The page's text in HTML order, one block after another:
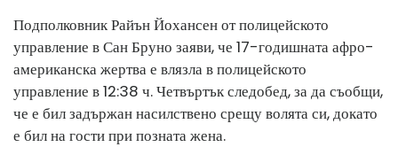
Подполковник Райън Йохансен от полицейското
управление в Сан Бруно заяви, че 17-годишната афро-
американска жертва е влязла в полицейското
управление в 12:38 ч. Четвъртък следобед, за да съобщи,
че е бил задържан насилствено срещу волята си, докато
е бил на гости при позната жена.